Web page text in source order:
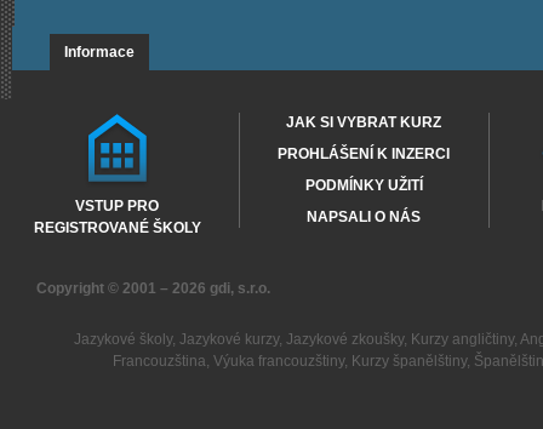
Informace
VSTUP PRO
REGISTROVANÉ ŠKOLY
JAK SI VYBRAT KURZ
PROHLÁŠENÍ K INZERCI
PODMÍNKY UŽITÍ
NAPSALI O NÁS
Copyright © 2001 – 2026 gdi, s.r.o.
Jazykové školy, Jazykové kurzy, Jazykové zkoušky, Kurzy angličtiny,
Francouzština,Výuka francouzštiny, Kurzy španělštiny,